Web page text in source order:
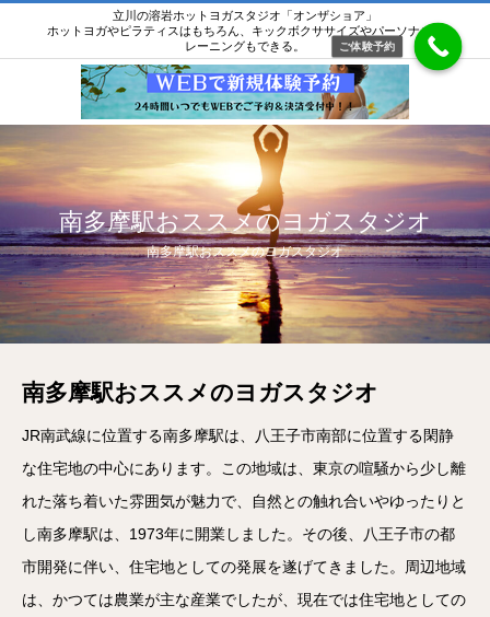
立川の溶岩ホットヨガスタジオ「オンザショア」
ホットヨガやピラティスはもちろん、キックボクササイズやパーソナルト
レーニングもできる。
南多摩駅おススメのヨガスタジオ
南多摩駅おススメのヨガスタジオ
南多摩駅おススメのヨガスタジオ
JR南武線に位置する南多摩駅は、八王子市南部に位置する閑静
な住宅地の中心にあります。この地域は、東京の喧騒から少し離
れた落ち着いた雰囲気が魅力で、自然との触れ合いやゆったりと
し南多摩駅は、1973年に開業しました。その後、八王子市の都
市開発に伴い、住宅地としての発展を遂げてきました。周辺地域
は、かつては農業が主な産業でしたが、現在では住宅地としての
ご体験予約